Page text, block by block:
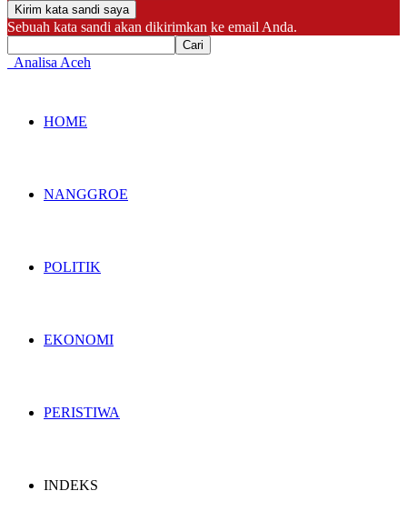
Sebuah kata sandi akan dikirimkan ke email Anda.
Analisa Aceh
HOME
NANGGROE
POLITIK
EKONOMI
PERISTIWA
INDEKS